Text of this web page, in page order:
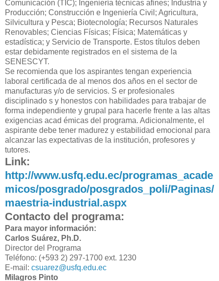
Comunicación (TIC); Ingeniería técnicas afines; Industria y
Producción; Construcción e Ingeniería Civil; Agricultura,
Silvicultura y Pesca; Biotecnología; Recursos Naturales
Renovables; Ciencias Físicas; Física; Matemáticas y
estadística; y Servicio de Transporte. Estos títulos deben
estar debidamente registrados en el sistema de la
SENESCYT.
Se recomienda que los aspirantes tengan experiencia
laboral certificada de al menos dos años en el sector de
manufacturas y/o de servicios. S er profesionales
disciplinado s y honestos con habilidades para trabajar de
forma independiente y grupal para hacerle frente a las altas
exigencias acad émicas del programa. Adicionalmente, el
aspirante debe tener madurez y estabilidad emocional para
alcanzar las expectativas de la institución, profesores y
tutores.
Link:
http://www.usfq.edu.ec/programas_acade
micos/posgrado/posgrados_poli/Paginas/
maestria-industrial.aspx
Contacto del programa:
Para mayor información:
Carlos Suárez, Ph.D.
Director del Programa
Teléfono: (+593 2) 297-1700 ext. 1230
E-mail: csuarez@usfq.edu.ec
Milagros Pinto